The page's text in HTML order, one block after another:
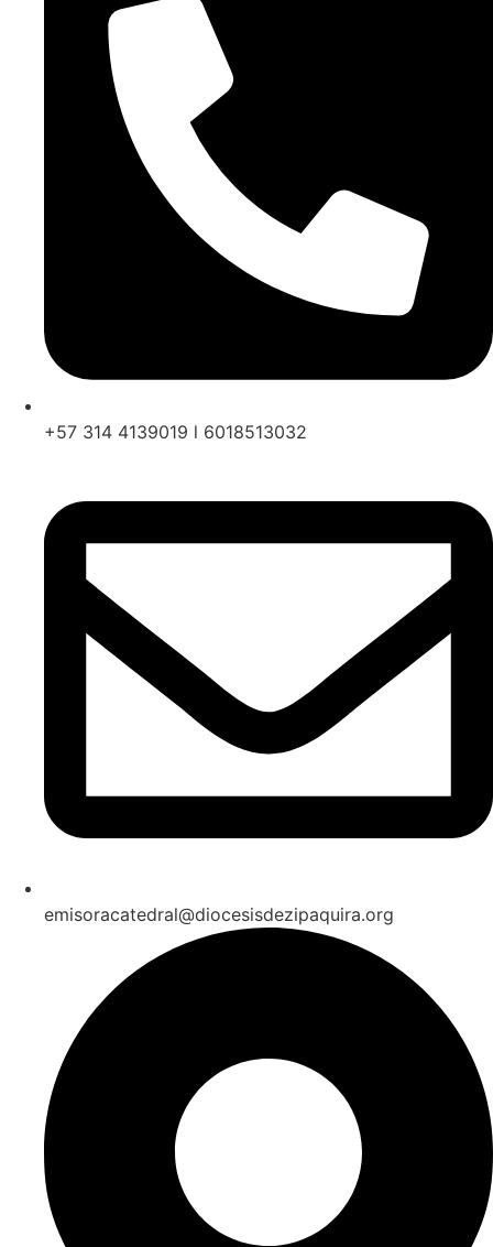
+57 314 4139019 l 6018513032
emisoracatedral@diocesisdezipaquira.org